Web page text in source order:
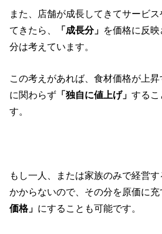
また、店舗が成長してきてサービ
てきたら、
「成長分」 を価格に反
分は考えています。
この考えがあれば、食材価格が上
に関わらず 「独自に値上げ」するこ
す。
もし一人、または家族のみで経営
かからないので、その分を原価に充
価格」 にすることも可能です。